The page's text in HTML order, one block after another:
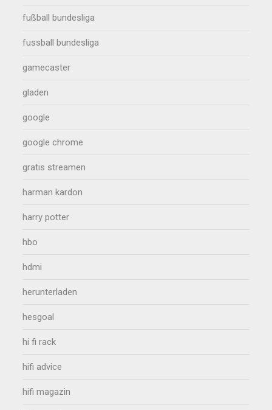
fußball bundesliga
fussball bundesliga
gamecaster
gladen
google
google chrome
gratis streamen
harman kardon
harry potter
hbo
hdmi
herunterladen
hesgoal
hi fi rack
hifi advice
hifi magazin